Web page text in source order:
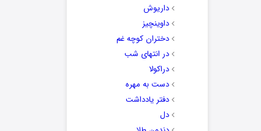
داریوش
داوینچیز
دختران کوچه غم
در انتهای شب
دراکولا
دست به مهره
دفتر یادداشت
دل